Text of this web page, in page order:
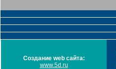
Создание web сайта:
www.5d.ru